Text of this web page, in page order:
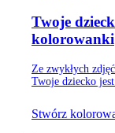
Twoje
kolorowanki
Ze zwykłych
Twoje dziecko jest
Stwórz